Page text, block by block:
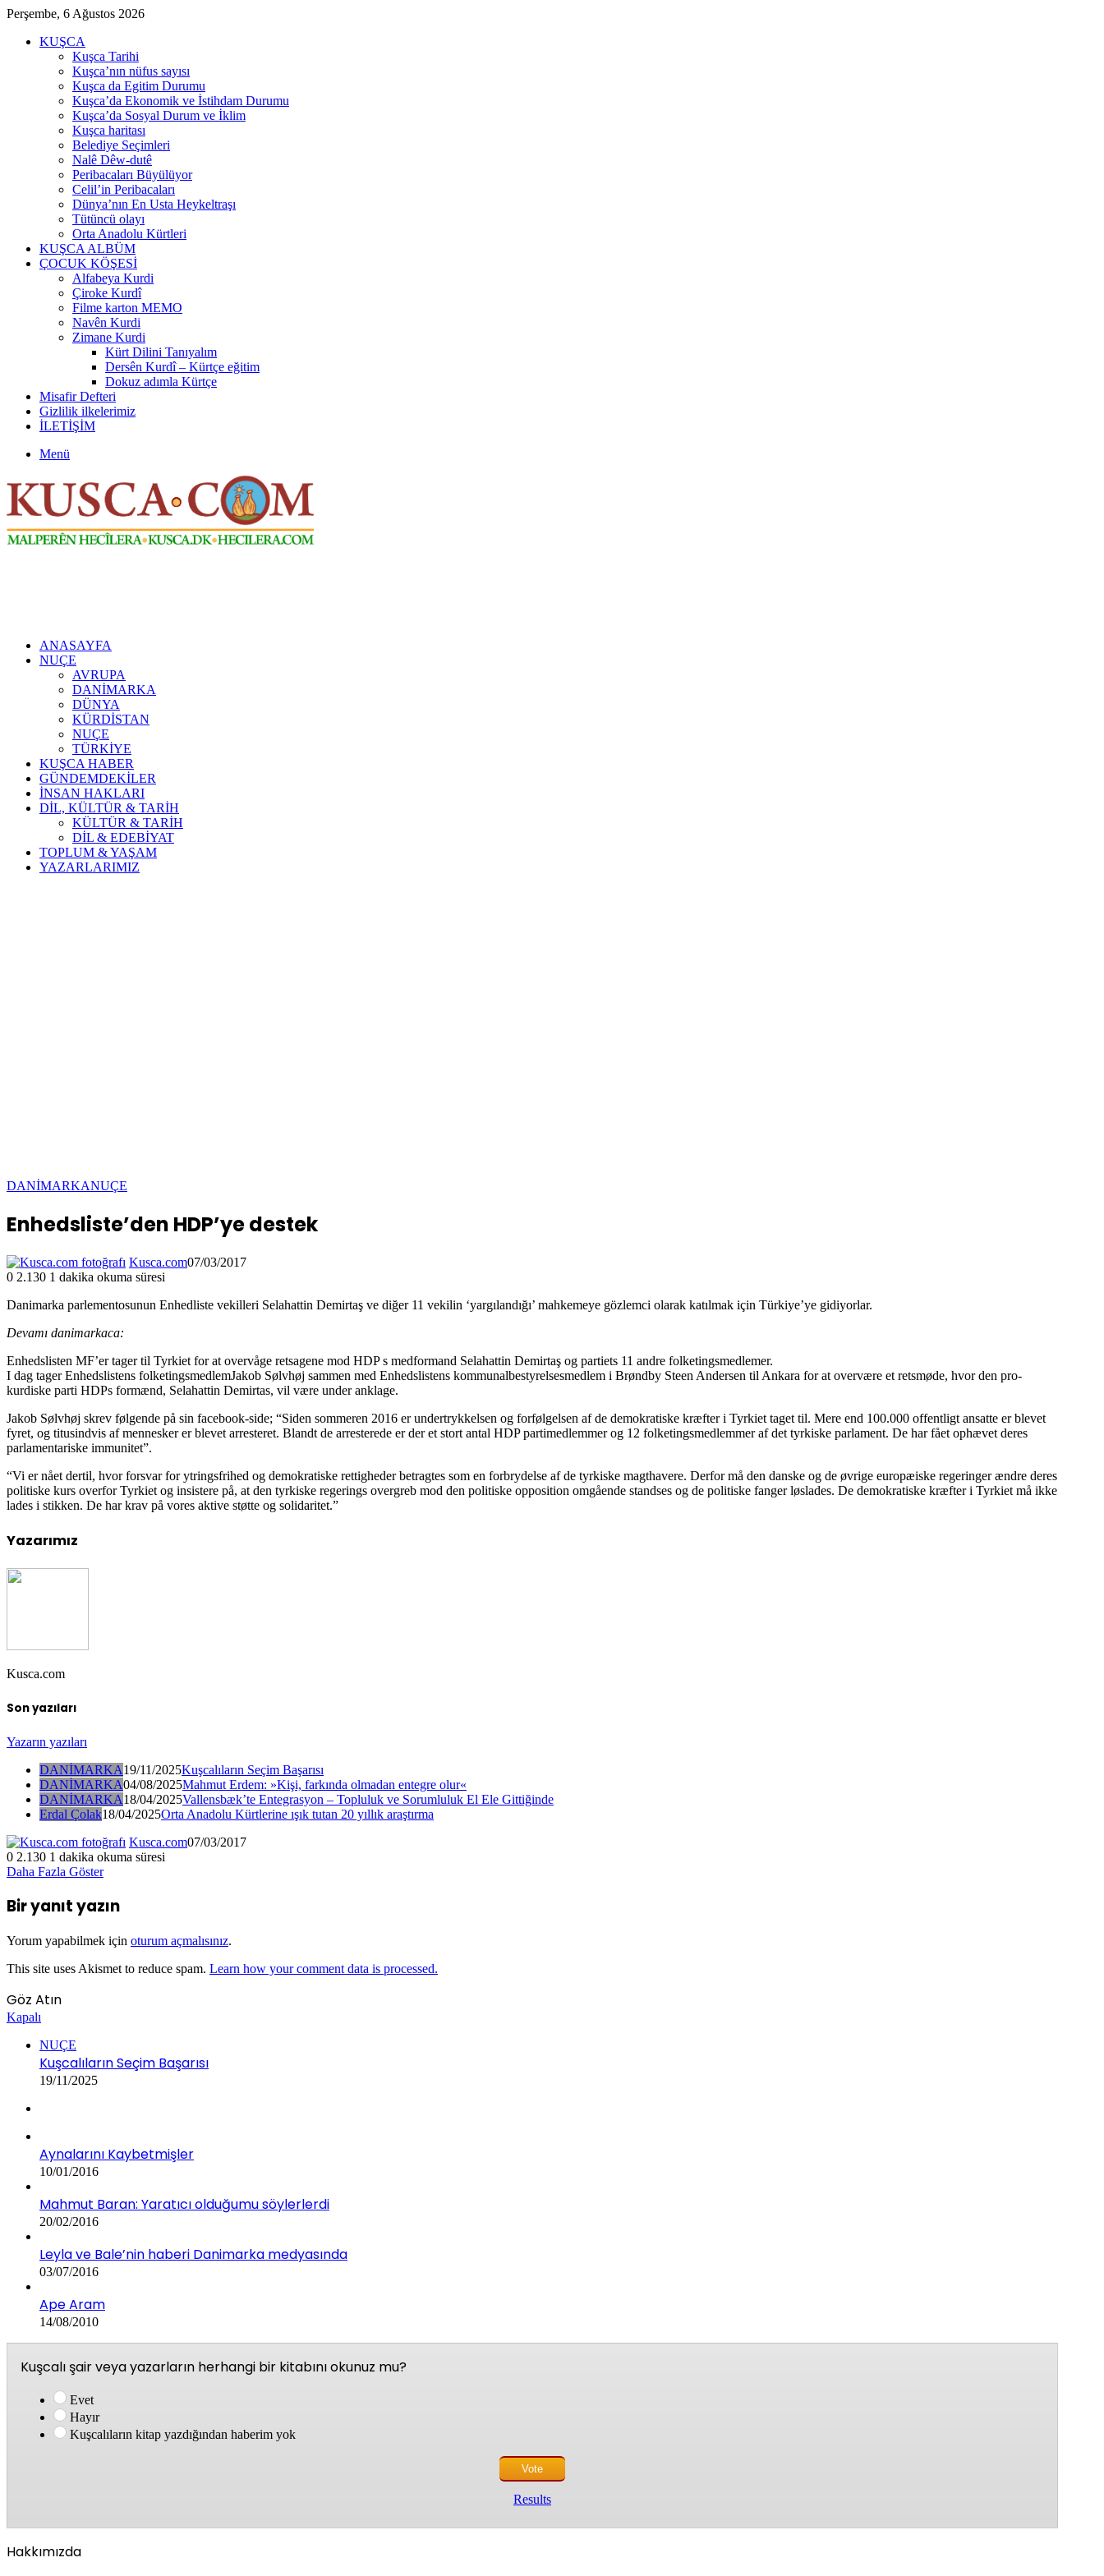
Perşembe, 6 Ağustos 2026
KUŞCA
Kuşca Tarihi
Kuşca’nın nüfus sayısı
Kuşca da Egitim Durumu
Kuşca’da Ekonomik ve İstihdam Durumu
Kuşca’da Sosyal Durum ve İklim
Kuşca haritası
Belediye Seçimleri
Nalê Dêw-dutê
Peribacaları Büyülüyor
Celil’in Peribacaları
Dünya’nın En Usta Heykeltraşı
Tütüncü olayı
Orta Anadolu Kürtleri
KUŞCA ALBÜM
ÇOCUK KÖŞESİ
Alfabeya Kurdi
Çiroke Kurdî
Filme karton MEMO
Navên Kurdi
Zimane Kurdi
Kürt Dilini Tanıyalım
Dersên Kurdî – Kürtçe eğitim
Dokuz adımla Kürtçe
Misafir Defteri
Gizlilik ilkelerimiz
İLETİŞİM
Menü
ANASAYFA
NUÇE
AVRUPA
DANİMARKA
DÜNYA
KÜRDİSTAN
NUÇE
TÜRKİYE
KUŞCA HABER
GÜNDEMDEKİLER
İNSAN HAKLARI
DİL, KÜLTÜR & TARİH
KÜLTÜR & TARİH
DİL & EDEBİYAT
TOPLUM & YAŞAM
YAZARLARIMIZ
DANİMARKANUÇE
Enhedsliste’den HDP’ye destek
Kusca.com07/03/2017
0 2.130 1 dakika okuma süresi
Danimarka parlementosunun Enhedliste vekilleri Selahattin Demirtaş ve diğer 11 vekilin ‘yargılandığı’ mahkemeye gözlemci olarak katılmak için Türkiye’ye gidiyorlar.
Devamı danimarkaca:
Enhedslisten MF’er tager til Tyrkiet for at overvåge retsagene mod HDP s medformand Selahattin Demirtaş og partiets 11 andre folketingsmedlemer.
I dag tager Enhedslistens folketingsmedlemJakob Sølvhøj sammen med Enhedslistens kommunalbestyrelsesmedlem i Brøndby Steen Andersen til Ankara for at overvære et retsmøde, hvor den pro-
kurdiske parti HDPs formænd, Selahattin Demirtas, vil være under anklage.
Jakob Sølvhøj skrev følgende på sin facebook-side; “Siden sommeren 2016 er undertrykkelsen og forfølgelsen af de demokratiske kræfter i Tyrkiet taget til. Mere end 100.000 offentligt ansatte er blevet
fyret, og titusindvis af mennesker er blevet arresteret. Blandt de arresterede er der et stort antal HDP partimedlemmer og 12 folketingsmedlemmer af det tyrkiske parlament. De har fået ophævet deres
parlamentariske immunitet”.
“Vi er nået dertil, hvor forsvar for ytringsfrihed og demokratiske rettigheder betragtes som en forbrydelse af de tyrkiske magthavere. Derfor må den danske og de øvrige europæiske regeringer ændre deres
politiske kurs overfor Tyrkiet og insistere på, at den tyrkiske regerings overgreb mod den politiske opposition omgående standses og de politiske fanger løslades. De demokratiske kræfter i Tyrkiet må ikke
lades i stikken. De har krav på vores aktive støtte og solidaritet.”
Yazarımız
Kusca.com
Son yazıları
Yazarın yazıları
DANİMARKA19/11/2025Kuşcalıların Seçim Başarısı
DANİMARKA04/08/2025Mahmut Erdem: »Kişi, farkında olmadan entegre olur«
DANİMARKA18/04/2025Vallensbæk’te Entegrasyon – Topluluk ve Sorumluluk El Ele Gittiğinde
Erdal Çolak18/04/2025Orta Anadolu Kürtlerine ışık tutan 20 yıllık araştırma
Kusca.com07/03/2017
0 2.130 1 dakika okuma süresi
Daha Fazla Göster
Bir yanıt yazın
Yorum yapabilmek için oturum açmalısınız.
This site uses Akismet to reduce spam. Learn how your comment data is processed.
Göz Atın
Kapalı
NUÇE
Kuşcalıların Seçim Başarısı
19/11/2025
Aynalarını Kaybetmişler
10/01/2016
Mahmut Baran: Yaratıcı olduğumu söylerlerdi
20/02/2016
Leyla ve Bale’nin haberi Danimarka medyasında
03/07/2016
Ape Aram
14/08/2010
Kuşcalı şair veya yazarların herhangi bir kitabını okunuz mu?
Evet
Hayır
Kuşcalıların kitap yazdığından haberim yok
Results
Hakkımızda